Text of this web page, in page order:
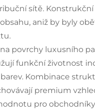
sítě.
aniž by byly
povrchy luxusního
funkční životnost
Kombinace
premium
pro